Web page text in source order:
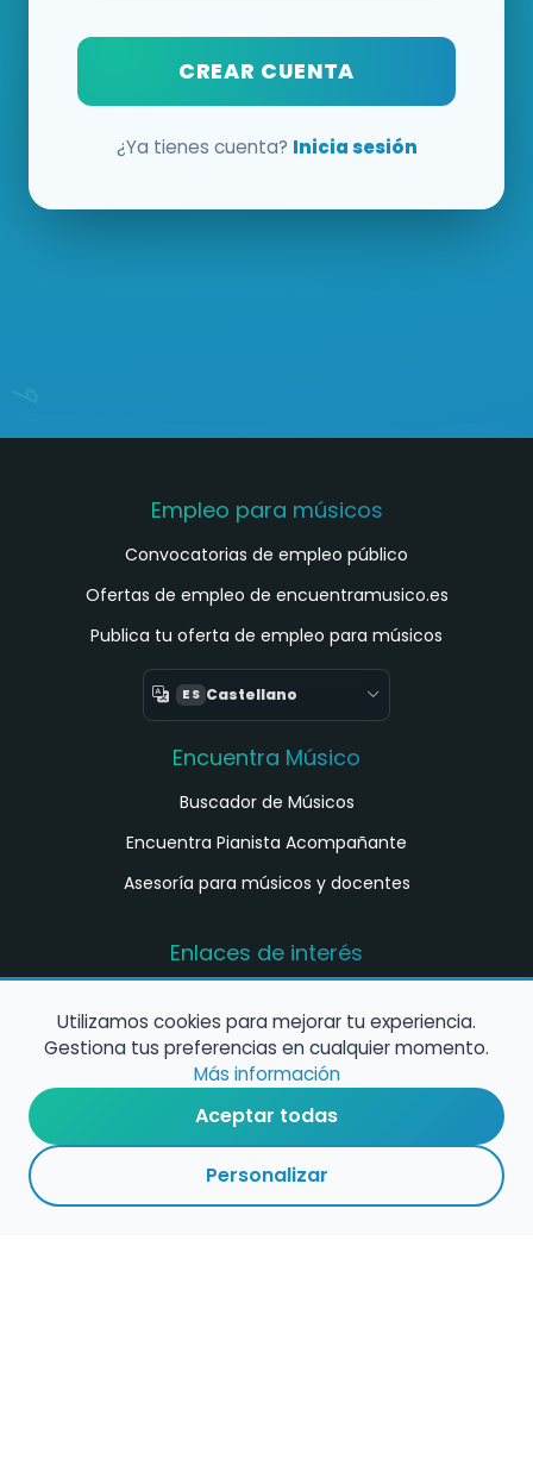
CREAR CUENTA
¿Ya tienes cuenta? Inicia sesión
Empleo para músicos
Convocatorias de empleo público
Ofertas de empleo de encuentramusico.es
Publica tu oferta de empleo para músicos
ES Castellano
Encuentra Músico
Buscador de Músicos
Encuentra Pianista Acompañante
Asesoría para músicos y docentes
Enlaces de interés
música en España
Configura alertas de empleo
Contacta con nosotros
Utilizamos cookies para mejorar tu experiencia.
Gestiona tus preferencias en cualquier momento.
Más información
Aceptar todas
Personalizar